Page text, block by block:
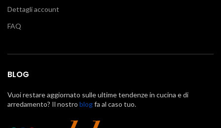
Dettagli account
FAQ
BLOG
Vuoi restare aggiornato sulle ultime tendenze in cucina e di
arredamento? Il nostro blogfa al caso tuo.